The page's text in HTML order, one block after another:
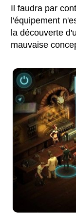
Il faudra par
l'équipement
la découverte
mauvaise